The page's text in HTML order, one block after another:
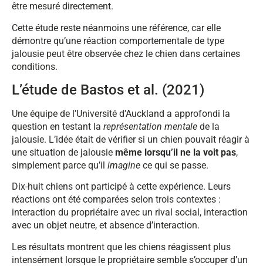
être mesuré directement.
Cette étude reste néanmoins une référence, car elle
démontre qu’une réaction comportementale de type
jalousie peut être observée chez le chien dans certaines
conditions.
L’étude de Bastos et al. (2021)
Une équipe de l’Université d’Auckland a approfondi la
question en testant la représentation mentale de la
jalousie. L’idée était de vérifier si un chien pouvait réagir à
une situation de jalousie même lorsqu’il ne la voit pas,
simplement parce qu’il imagine ce qui se passe.
Dix-huit chiens ont participé à cette expérience. Leurs
réactions ont été comparées selon trois contextes :
interaction du propriétaire avec un rival social, interaction
avec un objet neutre, et absence d’interaction.
Les résultats montrent que les chiens réagissent plus
intensément lorsque le propriétaire semble s’occuper d’un